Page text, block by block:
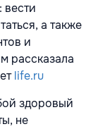
а также
и
рассказала
life.ru
здоровый
не